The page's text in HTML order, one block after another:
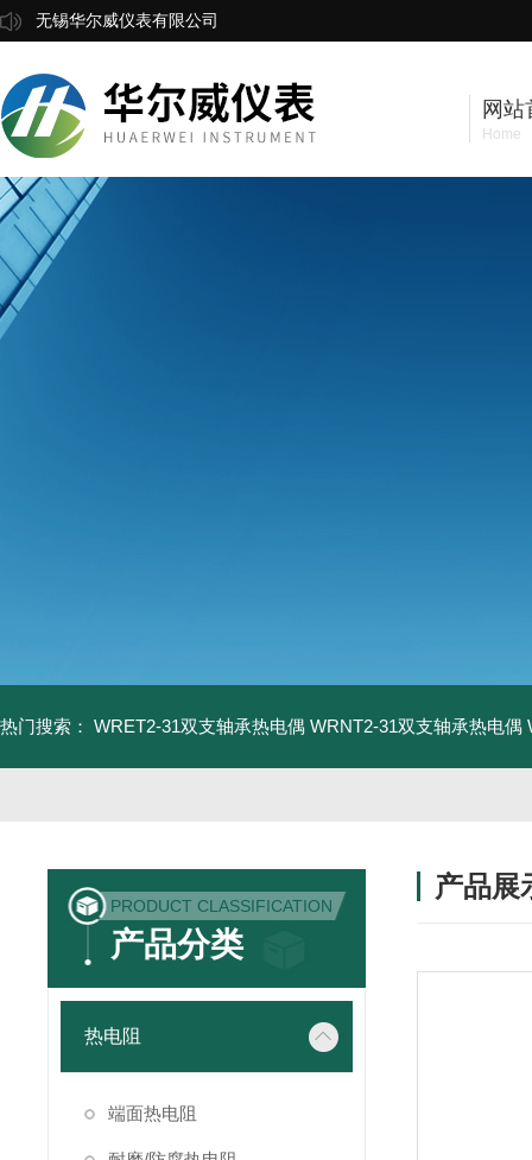
无锡华尔威仪表有限公司
网站
Home
热门搜索： WRET2-31双支轴承热电偶 WRNT2-31双支轴承热电偶
PRODUCT CLASSIFICATION
产品分类
热电阻
端面热电阻
产品展